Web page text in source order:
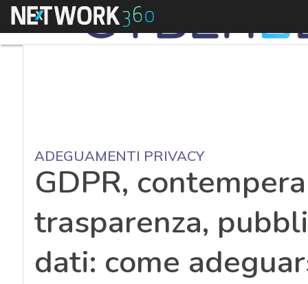
Menu
ADEGUAMENTI PRIVACY
GDPR,
trasparenza,
dati: come